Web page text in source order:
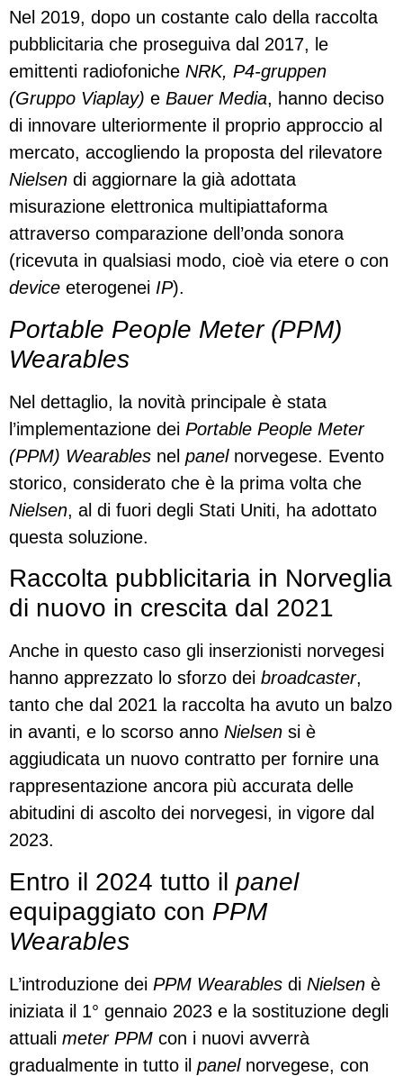
Nel 2019, dopo un costante calo della raccolta
pubblicitaria che proseguiva dal 2017, le
emittenti radiofoniche NRK, P4-gruppen
(Gruppo Viaplay) e Bauer Media, hanno deciso
di innovare ulteriormente il proprio approccio al
mercato, accogliendo la proposta del rilevatore
Nielsen di aggiornare la già adottata
misurazione elettronica multipiattaforma
attraverso comparazione dell’onda sonora
(ricevuta in qualsiasi modo, cioè via etere o con
device eterogenei IP).
Portable People Meter (PPM)
Wearables
Nel dettaglio, la novità principale è stata
l’implementazione dei Portable People Meter
(PPM) Wearables nel panelnorvegese. Evento
storico, considerato che è la prima volta che
Nielsen, al di fuori degli Stati Uniti, ha adottato
questa soluzione.
Raccolta pubblicitaria in Norveglia
di nuovo in crescita dal 2021
Anche in questo caso gli inserzionisti norvegesi
hanno apprezzato lo sforzo dei broadcaster,
tanto che dal 2021 la raccolta ha avuto un balzo
in avanti, e lo scorso anno Nielsen si è
aggiudicata un nuovo contratto per fornire una
rappresentazione ancora più accurata delle
abitudini di ascolto dei norvegesi, in vigore dal
2023.
Entro il 2024 tutto il panel
equipaggiato con PPM
Wearables
L’introduzione dei PPM Wearables di Nielsen è
iniziata il 1° gennaio 2023 e la sostituzione degli
attuali meter PPM con i nuovi avverrà
gradualmente in tutto il panelnorvegese, con